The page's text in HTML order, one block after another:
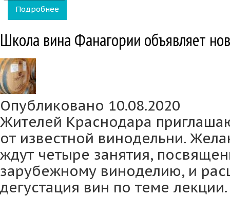
Подробнее
Школа вина Фанагории объявляет
Опубликовано 10.08.2020
Жителей Краснодара
от известной винодельни.
ждут четыре занятия,
зарубежному виноделию, и
дегустация вин по теме лекции.